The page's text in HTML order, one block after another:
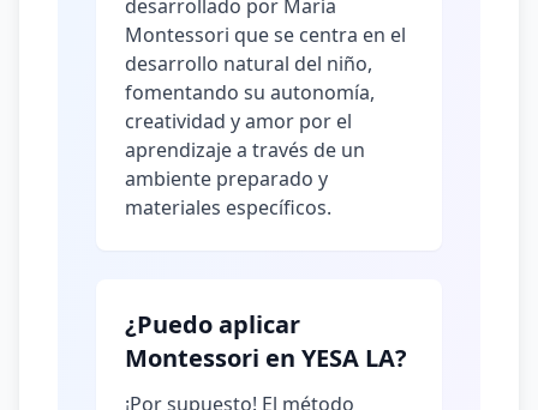
desarrollado por María
Montessori que se centra en el
desarrollo natural del niño,
fomentando su autonomía,
creatividad y amor por el
aprendizaje a través de un
ambiente preparado y
materiales específicos.
¿Puedo aplicar
Montessori en YESA LA?
¡Por supuesto! El método